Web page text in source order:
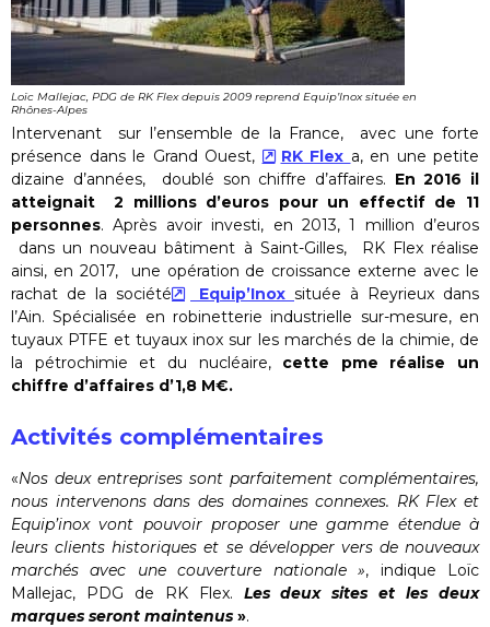
Loïc Mallejac, PDG de RK Flex depuis 2009 reprend Equip’Inox située en
Rhônes-Alpes
Intervenant sur l’ensemble de la France, avec une forte
présence dans le Grand Ouest,
RK Flex a, en une petite
dizaine d’années, doublé son chiffre d’affaires. En 2016 il
atteignait 2 millions d’euros pour un effectif de 11
personnes. Après avoir investi, en 2013, 1 million d’euros
dans un nouveau bâtiment à Saint-Gilles, RK Flex réalise
ainsi, en 2017, une opération de croissance externe avec le
rachat de la société
Equip’Inox située à Reyrieux dans
l’Ain. Spécialisée en robinetterie industrielle sur-mesure, en
tuyaux PTFE et tuyaux inox sur les marchés de la chimie, de
la pétrochimie et du nucléaire,cette pme réalise un
chiffre d’affaires d’1,8 M€.
Activités complémentaires
«Nos deux entreprises sont parfaitement complémentaires,
nous intervenons dans des domaines connexes. RK Flex et
Equip’inox vont pouvoir proposer une gamme étendue à
leurs clients historiques et se développer vers de nouveaux
marchés avec une couverture nationale », indique Loïc
Mallejac, PDG de RK Flex. Les deux sites et les deux
marques seront maintenus ».